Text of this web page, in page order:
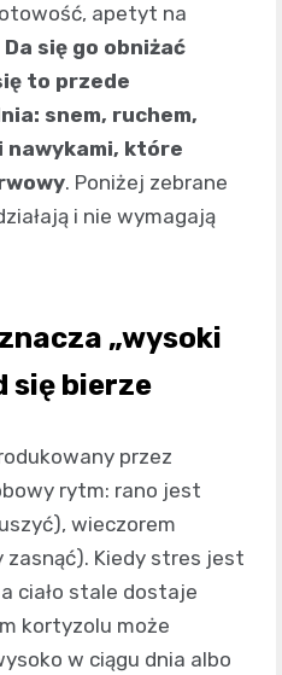
apetyt na
Da się go obniżać
to przede
snem, ruchem,
nawykami, które
. Poniżej zebrane
i nie wymagają
„wysoki
się bierze
przez
rytm: rano jest
wieczorem
zasnąć). Kiedy stres jest
ciało stale dostaje
kortyzolu może
w ciągu dnia albo